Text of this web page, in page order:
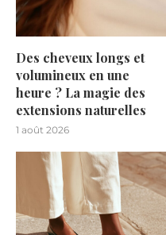
Des cheveux longs et
volumineux en une
heure ? La magie des
extensions naturelles
1 août 2026